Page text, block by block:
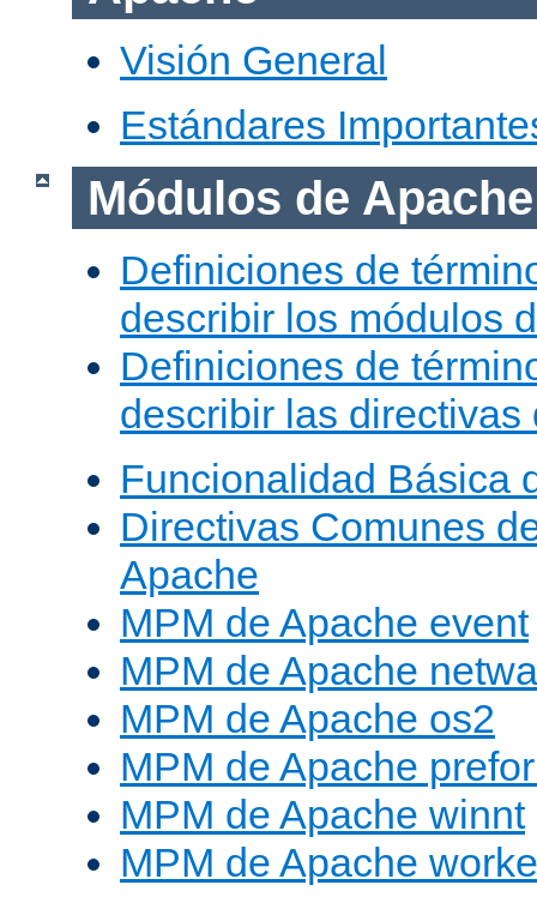
Visión General
Estándares
Módulos de Apache
Definiciones de
describir los módulos
Definiciones de
describir las directivas
Funcionalidad Básica
Directivas Comunes
Apache
MPM de Apache event
MPM de Apache
MPM de Apache os2
MPM de Apache
MPM de Apache winnt
MPM de Apache